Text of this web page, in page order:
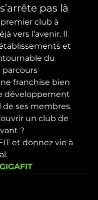
pas là
club à
vers l’avenir. Il
et
du
parcours
franchise bien
développement
ses membres.
un club de
?
et donnez vie à